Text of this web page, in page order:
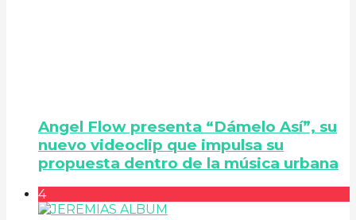
Angel Flow presenta “Dámelo Así”, su
nuevo videoclip que impulsa su
propuesta dentro de la música urbana
4